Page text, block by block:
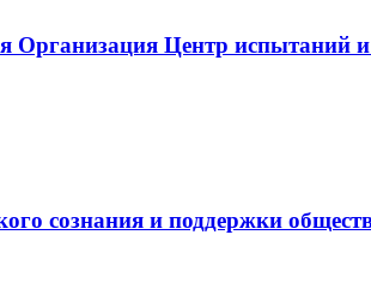
Организация Центр испытаний
сознания и поддержки